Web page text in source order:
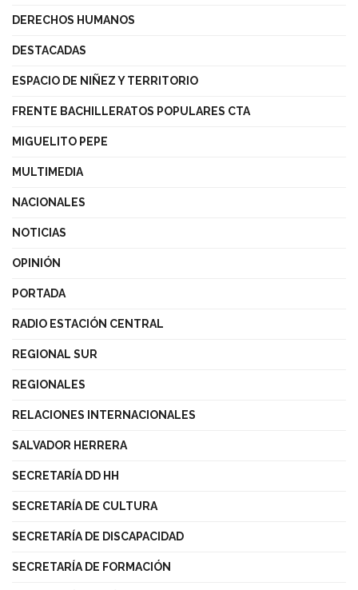
DERECHOS HUMANOS
DESTACADAS
ESPACIO DE NIÑEZ Y TERRITORIO
FRENTE BACHILLERATOS POPULARES CTA
MIGUELITO PEPE
MULTIMEDIA
NACIONALES
NOTICIAS
OPINIÓN
PORTADA
RADIO ESTACIÓN CENTRAL
REGIONAL SUR
REGIONALES
RELACIONES INTERNACIONALES
SALVADOR HERRERA
SECRETARÍA DD HH
SECRETARÍA DE CULTURA
SECRETARÍA DE DISCAPACIDAD
SECRETARÍA DE FORMACIÓN